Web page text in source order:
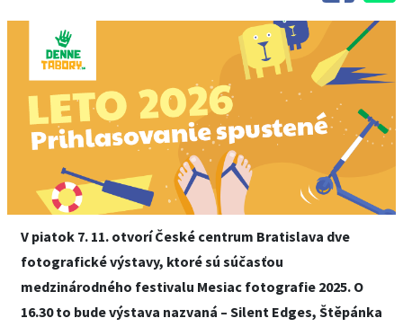
V piatok 7. 11. otvorí České centrum Bratislava dve
fotografické výstavy, ktoré sú súčasťou
medzinárodného festivalu Mesiac fotografie 2025. O
16.30 to bude výstava nazvaná – Silent Edges, Štěpánka